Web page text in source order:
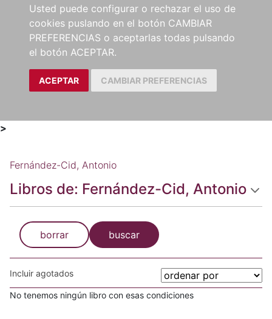
Usted puede configurar o rechazar el uso de
cookies puslando en el botón CAMBIAR
PREFERENCIAS o aceptarlas todas pulsando
el botón ACEPTAR.
ACEPTAR CAMBIAR PREFERENCIAS
>
Fernández-Cid, Antonio
Libros de: Fernández-Cid, Antonio
borrar buscar
Incluir agotados
No tenemos ningún libro con esas condiciones